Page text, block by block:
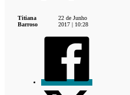
Titiana
Barroso
22 de Junho
2017 | 10:28